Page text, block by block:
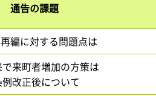
通告の課題
編に対する問題点は
来町者増加の方策は
改正後について